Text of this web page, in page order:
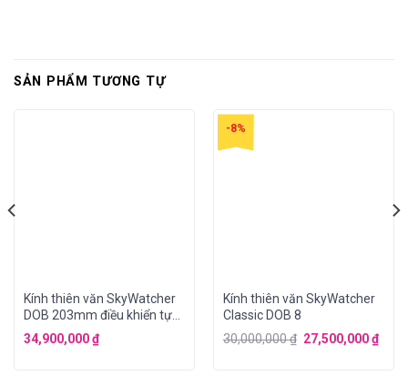
SẢN PHẨM TƯƠNG TỰ
Kính thiên văn SkyWatcher
DOB 203mm điều khiển tự
động (GoTo)
34,900,000₫
-8%
Kính thiên văn SkyWatcher
Classic DOB 8
30,000,000₫ 27,500,000₫